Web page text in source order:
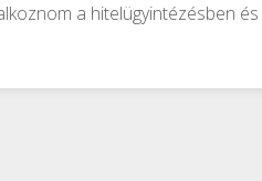
a hitelügyintézésben